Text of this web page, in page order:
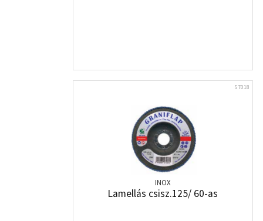
57018
INOX
Lamellás csisz.125/ 60-as